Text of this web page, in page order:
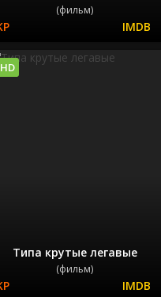
(фильм)
Типа крутые легавые
(фильм)
HD